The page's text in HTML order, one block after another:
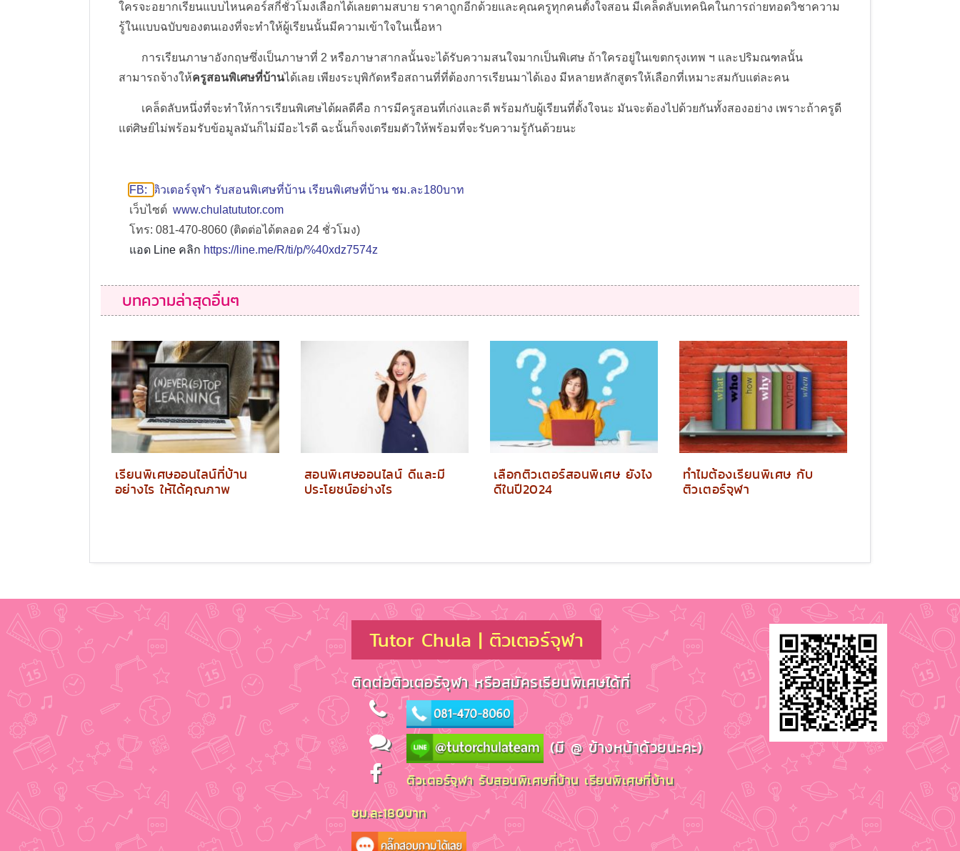
ใครจะอยากเรียนแบบไหนคอร์สกี่ชั่วโมงเลือกได้เลยตามสบาย ราคาถูกอีกด้วยและคุณครูทุกคนตั้งใจสอน มีเคล็ดลับเทคนิคในการถ่ายทอดวิชาความ
รู้ในแบบฉบับของตนเองที่จะทำให้ผู้เรียนนั้นมีความเข้าใจในเนื้อหา
การเรียนภาษาอังกฤษซึ่งเป็นภาษาที่ 2 หรือภาษาสากลนั้นจะได้รับความสนใจมากเป็นพิเศษ ถ้าใครอยู่ในเขตกรุงเทพ ฯ และปริมณฑลนั้น
สามารถจ้างให้ครูสอนพิเศษที่บ้านได้เลย เพียงระบุพิกัดหรือสถานที่ที่ต้องการเรียนมาได้เอง มีหลายหลักสูตรให้เลือกที่เหมาะสมกับแต่ละคน
เคล็ดลับหนึ่งที่จะทำให้การเรียนพิเศษได้ผลดีคือ การมีครูสอนที่เก่งและดี พร้อมกับผู้เรียนที่ตั้งใจนะ มันจะต้องไปด้วยกันทั้งสองอย่าง เพราะถ้าครูดี
แต่ศิษย์ไม่พร้อมรับข้อมูลมันก็ไม่มีอะไรดี ฉะนั้นก็จงเตรียมตัวให้พร้อมที่จะรับความรู้กันด้วยนะ
FB:
ติวเตอร์จุฬา รับสอนพิเศษที่บ้าน เรียนพิเศษที่บ้าน ชม.ละ180บาท
เว็บไซต์ www.chulatututor.com
โทร: 081-470-8060 (ติดต่อได้ตลอด 24 ชั่วโมง)
แอด Line คลิก https://line.me/R/ti/p/%40xdz7574z
บทความล่าสุดอื่นๆ
เรียนพิเศษออนไลน์ที่บ้าน
อย่างไร ให้ได้คุณภาพ
สอนพิเศษออนไลน์ ดีและมี
ประโยชน์อย่างไร
เลือกติวเตอร์สอนพิเศษ ยังไง
ดีในปี2024
ทำไมต้องเรียนพิเศษ กับ
ติวเตอร์จุฬา
Tutor Chula | ติวเตอร์จุฬา
ติดต่อติวเตอร์จุฬา หรือสมัครเรียนพิเศษได้ที่
(มี @ ข้างหน้าด้วยนะคะ)
ติวเตอร์จุฬา รับสอนพิเศษที่บ้าน เรียนพิเศษที่บ้าน
ชม.ละ180บาท